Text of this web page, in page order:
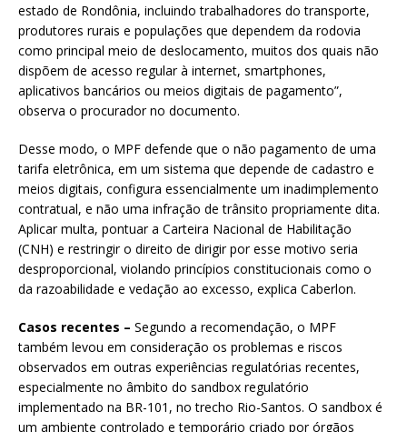
estado de Rondônia, incluindo trabalhadores do transporte,
produtores rurais e populações que dependem da rodovia
como principal meio de deslocamento, muitos dos quais não
dispõem de acesso regular à internet, smartphones,
aplicativos bancários ou meios digitais de pagamento”,
observa o procurador no documento.
Desse modo, o MPF defende que o não pagamento de uma
tarifa eletrônica, em um sistema que depende de cadastro e
meios digitais, configura essencialmente um inadimplemento
contratual, e não uma infração de trânsito propriamente dita.
Aplicar multa, pontuar a Carteira Nacional de Habilitação
(CNH) e restringir o direito de dirigir por esse motivo seria
desproporcional, violando princípios constitucionais como o
da razoabilidade e vedação ao excesso, explica Caberlon.
Casos recentes – Segundo a recomendação, o MPF
também levou em consideração os problemas e riscos
observados em outras experiências regulatórias recentes,
especialmente no âmbito do sandbox regulatório
implementado na BR-101, no trecho Rio-Santos. O sandbox é
um ambiente controlado e temporário criado por órgãos